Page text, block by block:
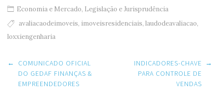
Economia e Mercado, Legislação e Jurisprudência
avaliacaodeimoveis, imoveisresidenciais, laudodeavaliacao,
loxxiengenharia
Post
navigation
←
COMUNICADO OFICIAL
DO GEDAF FINANÇAS &
EMPREENDEDORES
INDICADORES-CHAVE
PARA CONTROLE DE
VENDAS
→